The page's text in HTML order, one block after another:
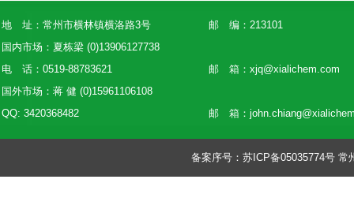
地 址：常州市横林镇横洛路3号
邮 编：213101
国内市场：夏栋梁 (0)13906127738
电 话：0519-88783621
邮 箱： xjq@xialichem.com
国外市场：蒋 健 (0)15961106108
QQ: 3420368482
邮 箱：
备案序号： 苏ICP备05035774号 常